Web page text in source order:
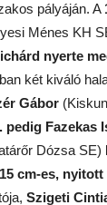
pályáján. A
Ménes KH
nyerte
két kiváló
Gábor
pedig Fazekas
Dózsa SE)
cm-es,
Szigeti